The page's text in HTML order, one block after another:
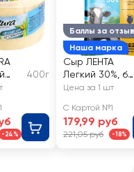
400г
-24%
Баллы за отзыв
Наша марка
Сыр ЛЕНТА
Легкий 30%,
змж
Цена за 1 шт
С Картой №1
179,99 руб
221,05 руб -18%